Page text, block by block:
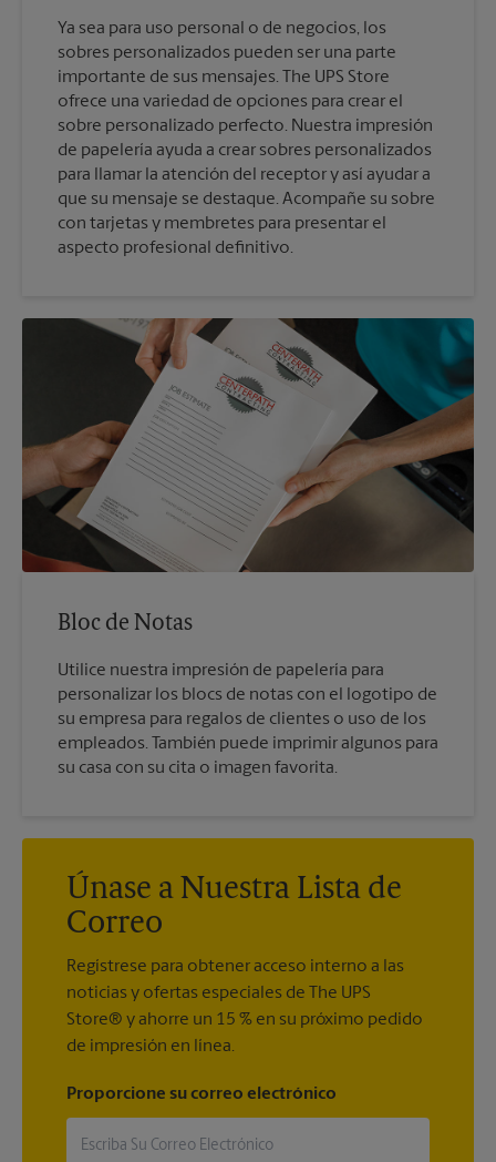
Ya sea para uso personal o de negocios, los
sobres personalizados pueden ser una parte
importante de sus mensajes. The UPS Store
ofrece una variedad de opciones para crear el
sobre personalizado perfecto. Nuestra impresión
de papelería ayuda a crear sobres personalizados
para llamar la atención del receptor y así ayudar a
que su mensaje se destaque. Acompañe su sobre
con tarjetas y membretes para presentar el
aspecto profesional definitivo.
Bloc de Notas
Utilice nuestra impresión de papelería para
personalizar los blocs de notas con el logotipo de
su empresa para regalos de clientes o uso de los
empleados. También puede imprimir algunos para
su casa con su cita o imagen favorita.
Únase a Nuestra Lista de
Correo
Regístrese para obtener acceso interno a las
noticias y ofertas especiales de The UPS
Store® y ahorre un 15 % en su próximo pedido
de impresión en línea.
Proporcione su correo electrónico